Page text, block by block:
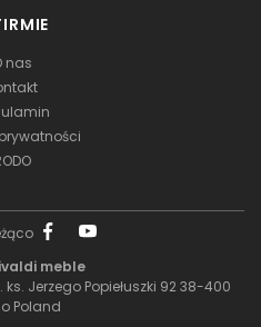
nas
meble
ks. Jerzego Popiełuszki 92 38-400
Poland